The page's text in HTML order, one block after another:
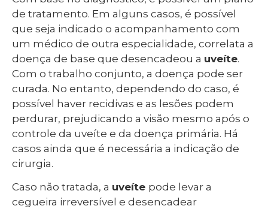
de tratamento. Em alguns casos, é possível
que seja indicado o acompanhamento com
um médico de outra especialidade, correlata a
doença de base que desencadeou a uveíte.
Com o trabalho conjunto, a doença pode ser
curada. No entanto, dependendo do caso, é
possível haver recidivas e as lesões podem
perdurar, prejudicando a visão mesmo após o
controle da uveíte e da doença primária. Há
casos ainda que é necessária a indicação de
cirurgia.
Caso não tratada, a uveíte pode levar a
cegueira irreversível e desencadear